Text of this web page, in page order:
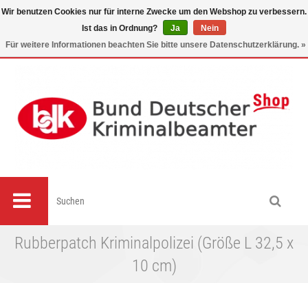
Rubberpatch Kriminalpolizei (Größe L 32,5 x
10 cm)
Wir benutzen Cookies nur für interne Zwecke um den Webshop zu verbessern.
Ist das in Ordnung?
Ja
Nein
Für weitere Informationen beachten Sie bitte unsere Datenschutzerklärung. »